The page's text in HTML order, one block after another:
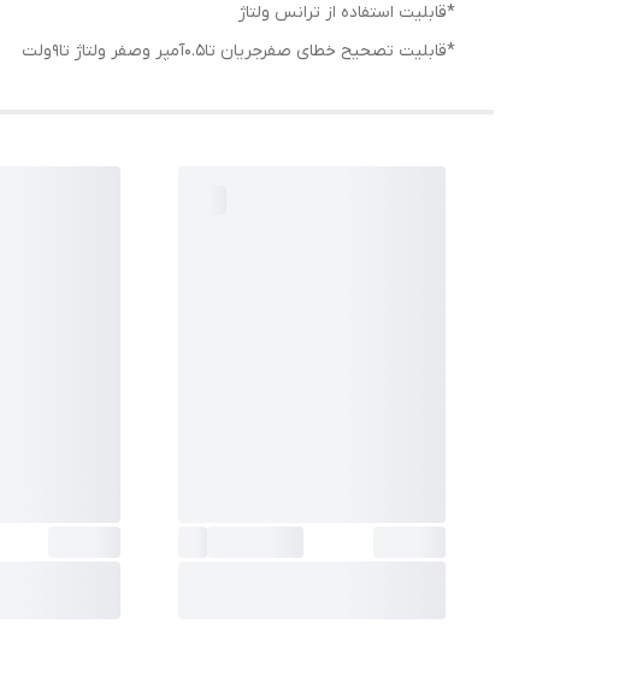
*قابلیت استفاده از ترانس ولتاژ
*قابلیت تصحیح خطای صفرجریان تا0.5آمپر وصفر ولتاژ تا9ولت